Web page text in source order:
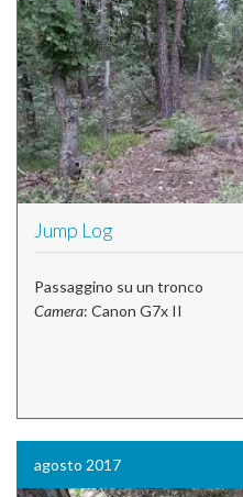
Jump Log
Passaggino su un tronco
Camera: Canon G7x II
agosto 2017